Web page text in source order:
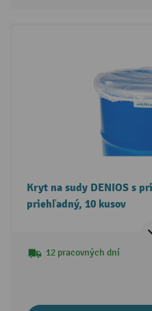
Kryt na sudy DENIOS s
priehľadný, 10 kusov
12 pracovných dní